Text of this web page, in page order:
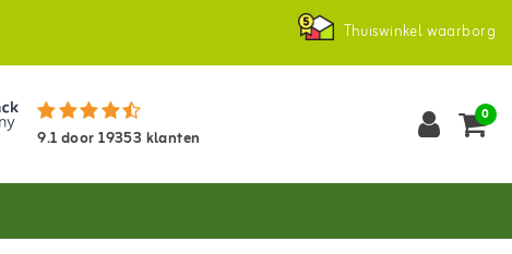
Thuiswinkel waarborg
9.1door19353 klanten
0